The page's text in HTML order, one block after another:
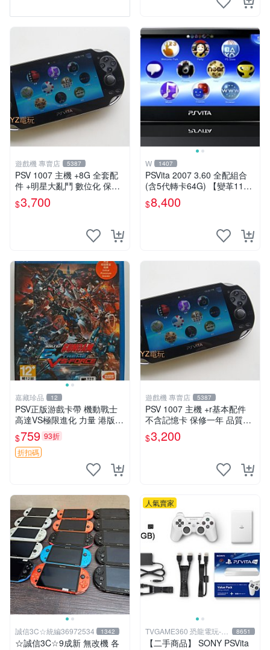
遊戲機 專賣店 5387
PSV 1007 主機 +8G 全套配
件 +明星大亂鬥 數位化 保修
一年 品質有保障
$3,700
W 1407
PSVita 2007 3.60 全配組合
(含5代轉卡64G) 【變革11】
破解改好 + 水晶殼 + 硬殼包
$8,400
嘉藏珍品 12
PSV正版游戲卡帶 機動戰士
高達VS極限進化 力量 港版中
文 盒裝全新未開封，支持所
有日版，港版或其他地區的P
SV游戲機主機，（除外），
$759 93折
折扣碼
遊戲機 專賣店 5387
PSV 1007 主機 +r基本配件
不含記憶卡 保修一年 品質有
保障
$3,200
誠信3C☆統編36972534 1342
☆誠信3C☆9成新 無改機 各
人氣賣家
TVGAME360 恐龍電玩-台
中店
8651
【二手商品】 SONY PSVita